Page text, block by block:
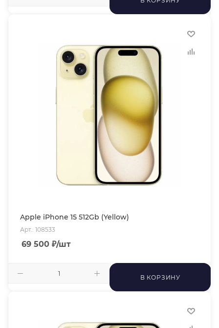
Apple iPhone 15 512Gb (Yellow)
Арт.: 108533
69 500 ₽/шт
В КОРЗИНУ